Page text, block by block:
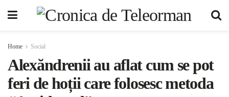
Home Social
Alexăndrenii au aflat cum se pot
feri de hoții care folosesc metoda